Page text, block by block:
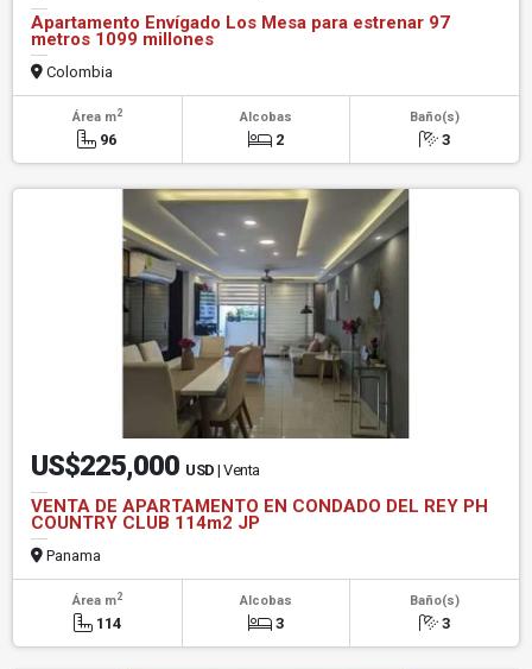
Apartamento Envígado Los Mesa para estrenar 97
metros 1099 millones
Colombia
Área m2
96
Alcobas
2
Baño(s)
3
US$225,000 USD | Venta
VENTA DE APARTAMENTO EN CONDADO DEL REY PH
COUNTRY CLUB 114m2 JP
Panama
Área m2
114
Alcobas
3
Baño(s)
3